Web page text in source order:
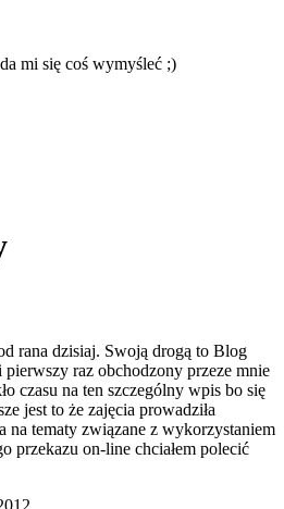
mi się coś wymyśleć ;)
rana dzisiaj. Swoją drogą to Blog
raz obchodzony przeze mnie
czasu na ten szczególny wpis bo się
jest to że zajęcia prowadziła
na tematy związane z wykorzystaniem
przekazu on-line chciałem polecić